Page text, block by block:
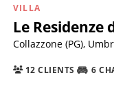
VILLA
Le Residenze
Collazzone (PG),
12 CLIENTS 6